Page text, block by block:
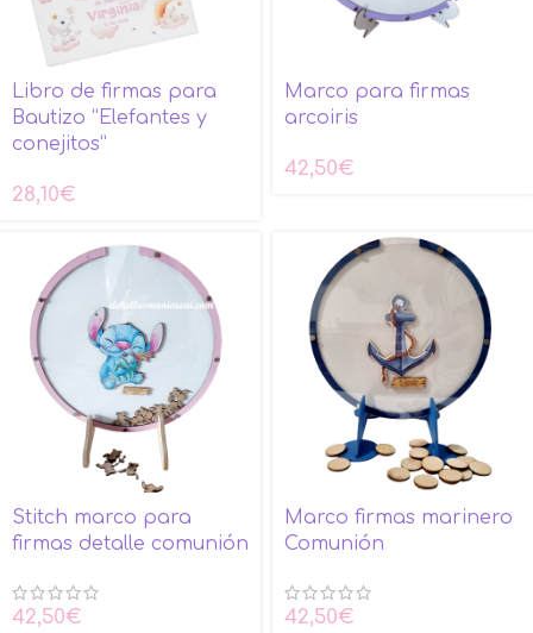
Libro de firmas para
Bautizo “Elefantes y
conejitos”
28,10€
Marco para firmas
arcoiris
42,50€
Stitch marco para
firmas detalle comunión
42,50€
Marco firmas marinero
Comunión
42,50€